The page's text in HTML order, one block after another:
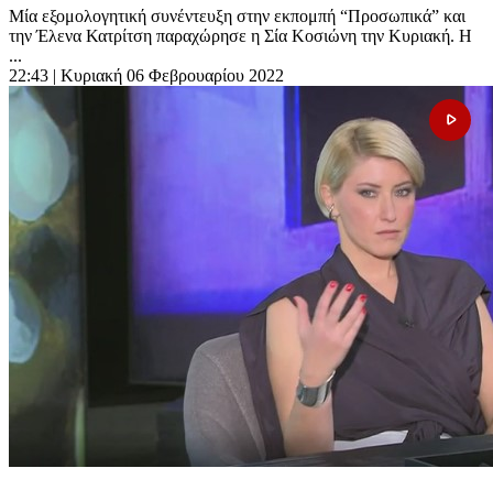
Μία εξομολογητική συνέντευξη στην εκπομπή “Προσωπικά” και
την Έλενα Κατρίτση παραχώρησε η Σία Κοσιώνη την Κυριακή. Η
...
22:43 | Κυριακή 06 Φεβρουαρίου 2022